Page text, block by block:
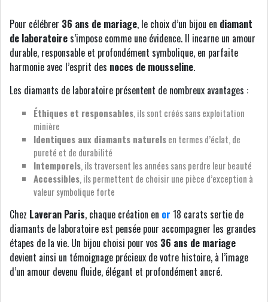
Pour célébrer 36 ans de mariage, le choix d’un bijou en diamant
de laboratoires’impose comme une évidence. Il incarne un amour
durable, responsable et profondément symbolique, en parfaite
harmonie avec l’esprit des noces de mousseline.
Les diamants de laboratoire présentent de nombreux avantages :
Éthiques et responsables, ils sont créés sans exploitation
minière
Identiques aux diamants naturelsen termes d’éclat, de
pureté et de durabilité
Intemporels, ils traversent les années sans perdre leur beauté
Accessibles, ils permettent de choisir une pièce d’exception à
valeur symbolique forte
Chez Laveran Paris, chaque création en or 18 carats sertie de
diamants de laboratoire est pensée pour accompagner les grandes
étapes de la vie. Un bijou choisi pour vos 36 ans de mariage
devient ainsi un témoignage précieux de votre histoire, à l’image
d’un amour devenu fluide, élégant et profondément ancré.